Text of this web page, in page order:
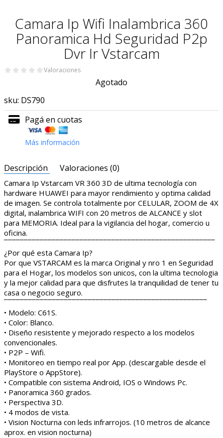
Camara Ip Wifi Inalambrica 360
Panoramica Hd Seguridad P2p
Dvr Ir Vstarcam
Valoraciones
Agotado
sku: DS790
Pagá en cuotas
Más información
Descripción Valoraciones (0)
Camara Ip Vstarcam VR 360 3D de ultima tecnología con
hardware HUAWEI para mayor rendimiento y optima calidad
de imagen. Se controla totalmente por CELULAR, ZOOM de 4X
digital, inalambrica WIFI con 20 metros de ALCANCE y slot
para MEMORIA. Ideal para la vigilancia del hogar, comercio u
oficina.
¯¯¯¯¯¯¯¯¯¯¯¯¯¯¯¯¯¯¯¯¯¯¯¯¯¯¯¯¯¯¯¯¯¯¯¯¯¯¯¯¯¯¯¯¯¯¯¯¯¯¯¯¯
¿Por qué esta Camara Ip?
Por que VSTARCAM es la marca Original y nro 1 en Seguridad
para el Hogar, los modelos son unicos, con la ultima tecnologia
y la mejor calidad para que disfrutes la tranquilidad de tener tu
casa o negocio seguro.
¯¯¯¯¯¯¯¯¯¯¯¯¯¯¯¯¯¯¯¯¯¯¯¯¯¯¯¯¯¯¯¯¯¯¯¯¯¯¯¯¯¯¯¯¯¯¯¯¯¯¯
• Modelo: C61S.
• Color: Blanco.
• Diseño resistente y mejorado respecto a los modelos
convencionales.
• P2P – Wifi.
• Monitoreo en tiempo real por App. (descargable desde el
PlayStore o AppStore).
• Compatible con sistema Android, IOS o Windows Pc.
• Panoramica 360 grados.
• Perspectiva 3D.
• 4 modos de vista.
• Vision Nocturna con leds infrarrojos. (10 metros de alcance
aprox. en vision nocturna)